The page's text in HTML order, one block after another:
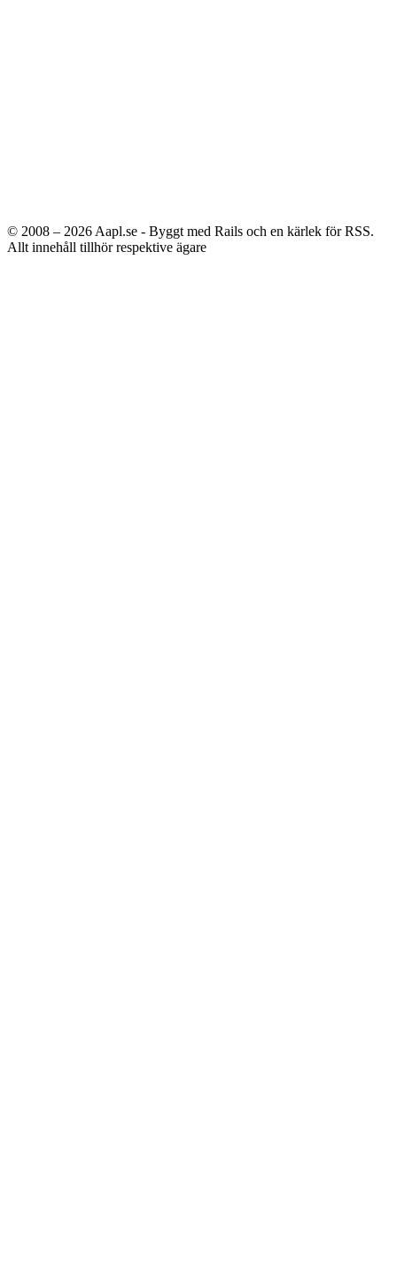
© 2008 – 2026 Aapl.se - Byggt med Rails och en kärlek för RSS.
Allt innehåll tillhör respektive ägare